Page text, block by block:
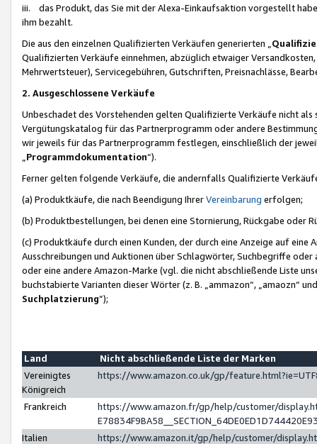
iii. das Produkt, das Sie mit der Alexa-Einkaufsaktion vorgestellt
ihm bezahlt.
Die aus den einzelnen Qualifizierten Verkäufen generierten „
Qualifizierten Verkäufe einnehmen, abzüglich etwaiger
Mehrwertsteuer), Servicegebühren, Gutschriften, Preisnachlässe,
2. Ausgeschlossene Verkäufe
Unbeschadet des Vorstehenden gelten Qualifizierte Verkäufe nicht
Vergütungskatalog für das Partnerprogramm oder andere
wir jeweils für das Partnerprogramm festlegen, einschließlich der
Programmdokumentation“).
Ferner gelten folgende Verkäufe, die andernfalls Qualifizierte
(a) Produktkäufe, die nach Beendigung IhrerVereinbarung erfolgen;
(b) Produktbestellungen, bei denen eine Stornierung, Rückgabe oder
(c) Produktkäufe durch einen Kunden, der durch eine Anzeige auf
Ausschreibungen und Auktionen über Schlagwörter, Suchbegriffe
oder eine andere Amazon-Marke (vgl. die nicht abschließende Liste
buchstabierte Varianten dieser Wörter (z. B. „ammazon“, „amaozn“
Suchplatzierung”);
Land
Nicht abschließende Liste der Marken
Vereinigtes
Königreich
https://www.amazon.co.uk/gp/
Frankreich
https://www.amazon.fr/gp/help/customer/
Italien
https://www.amazon.it/gp/help/customer/